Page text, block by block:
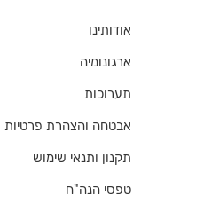
אודותינו
ארגונומיה
תערוכות
אבטחה והצהרת פרטיות
תקנון ותנאי שימוש
טפסי הנה"ח